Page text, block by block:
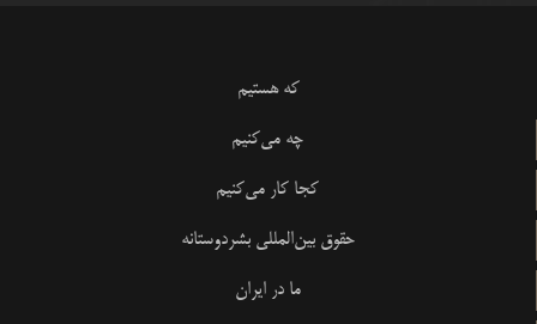
که هستیم
چه می‌کنیم
کجا کار می‌کنیم
حقوق بین‌المللی بشردوستانه
ما در ایران